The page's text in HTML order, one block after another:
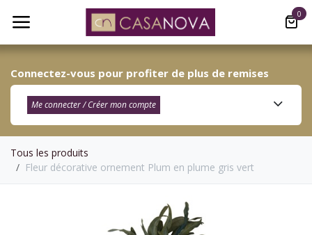
0
Connectez-vous pour profiter de plus de remises
Me connecter / Créer mon compte​
Tous les produits
Fleur décorative ornement Plum en plume gris vert